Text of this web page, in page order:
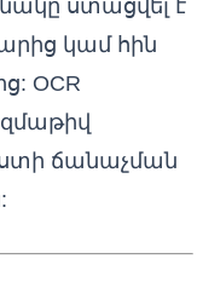
ստացվել է
կամ հին
OCR
ճանաչման